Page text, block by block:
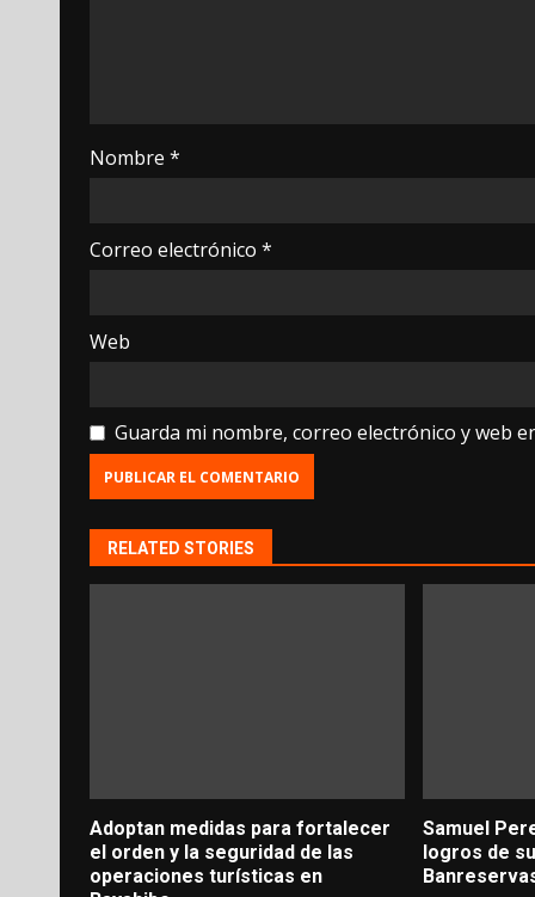
Nombre *
Correo electrónico *
Web
Guarda mi nombre, correo electrónico y web
RELATED STORIES
Adoptan medidas para fortalecer
el orden y la seguridad de las
operaciones turísticas en
Samuel
logros de